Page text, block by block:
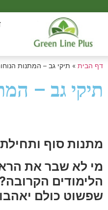
דף הבית » תיקי גב – המתנות
תיקי גב –
מתנות סוף
מי לא שבר את
הלימודים
שפשוט כולם